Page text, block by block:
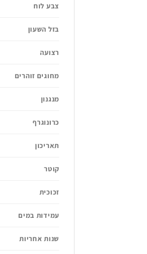
צבע לוח
בזל השעון
רצועה
מחוגים זוהרים
מנגנון
כרונוגרף
תאריכון
קוטר
זכוכית
עמידות במים
שנות אחריות